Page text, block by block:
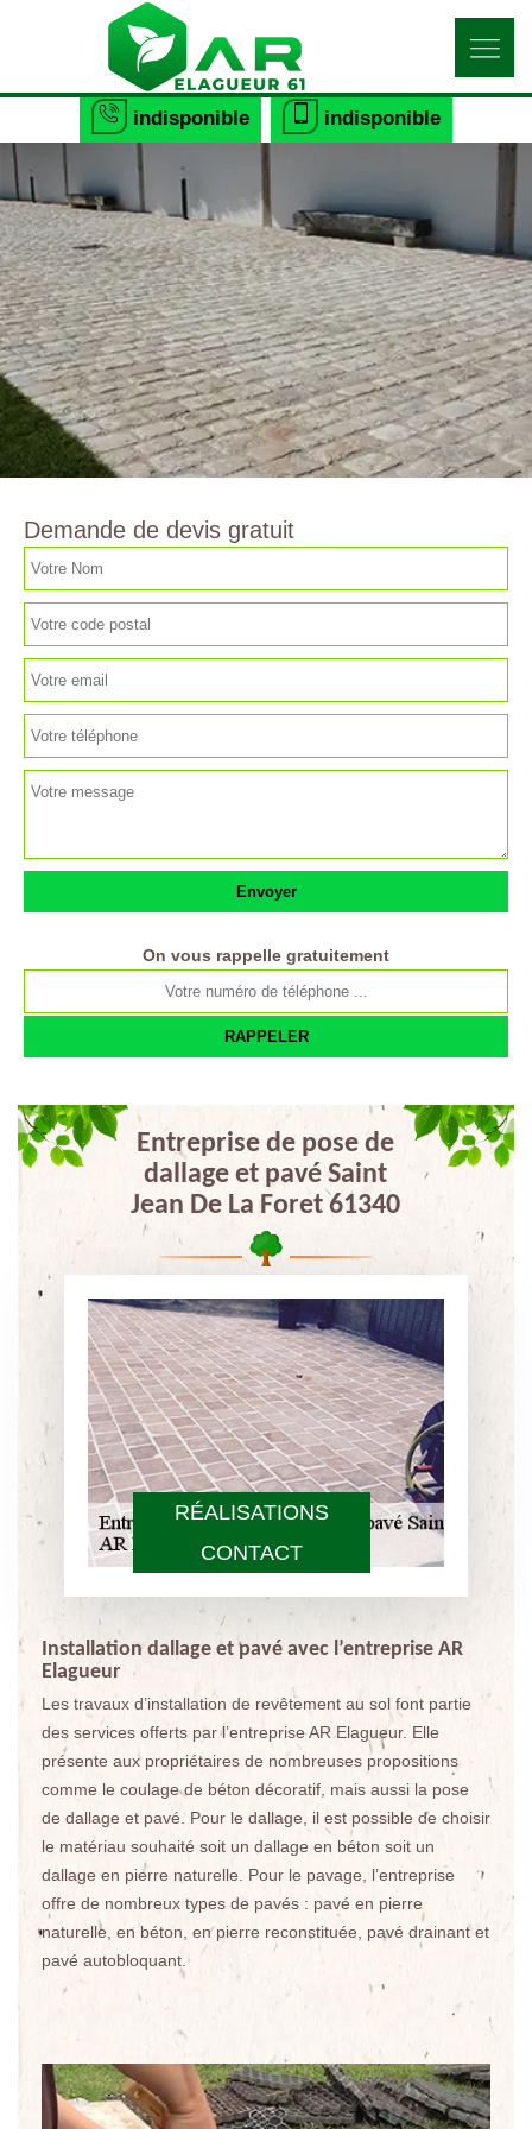
indisponible indisponible
RÉALISATIONS
CONTACT
Demande de devis gratuit
On vous rappelle gratuitement
Entreprise de pose de
dallage et pavé Saint
Jean De La Foret 61340
Installation dallage et pavé avec l’entreprise AR
Elagueur
Les travaux d’installation de revêtement au sol font partie
des services offerts par l’entreprise AR Elagueur. Elle
présente aux propriétaires de nombreuses propositions
comme le coulage de béton décoratif, mais aussi la pose
de dallage et pavé. Pour le dallage, il est possible de choisir
le matériau souhaité soit un dallage en béton soit un
dallage en pierre naturelle. Pour le pavage, l’entreprise
offre de nombreux types de pavés : pavé en pierre
naturelle, en béton, en pierre reconstituée, pavé drainant et
pavé autobloquant.